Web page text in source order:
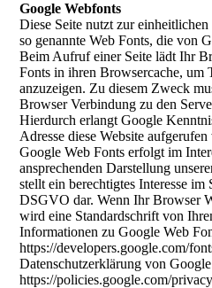
Google Webfonts
Diese Seite nutzt zur
so genannte Web Fonts, die von
Beim Aufruf einer Seite lädt Ihr
Fonts in ihren Browsercache, um
anzuzeigen. Zu diesem Zweck
Browser Verbindung zu den
Hierdurch erlangt Google
Adresse diese Website
Google Web Fonts erfolgt im
ansprechenden Darstellung
stellt ein berechtigtes Interesse
DSGVO dar. Wenn Ihr Browser
wird eine Standardschrift von
Informationen zu Google Web
https://developers.google.com/
Datenschutzerklärung von
https://policies.google.com/